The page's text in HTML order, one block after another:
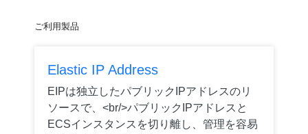
ご利用製品
Elastic IP Address
EIPは独立したパブリックIPアドレスのリ
ソースで、<br/>パブリックIPアドレスと
ECSインスタンスを切り離し、管理を容易